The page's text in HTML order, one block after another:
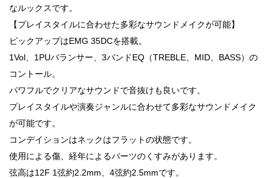
なルックスです。
【プレイスタイルに合わせた多彩なサウンドメイクが可能】
ピックアップはEMG 35DCを搭載。
1Vol、1PUバランサー、3バンドEQ（TREBLE、MID、BASS）の
コントール。
パワフルでクリアなサウンドで音抜けも良いです。
プレイスタイルや演奏ジャンルに合わせて多彩なサウンドメイク
が可能です。
コンデイションはネックはフラットの状態です。
使用による傷、経年によるパーツのくすみがあります。
弦高は12F 1弦約2.2mm、4弦約2.5mmです。